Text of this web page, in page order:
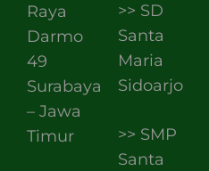
Raya
Darmo
49
Surabaya
– Jawa
Timur
>> SD
Santa
Maria
Sidoarjo
>> SMP
Santa